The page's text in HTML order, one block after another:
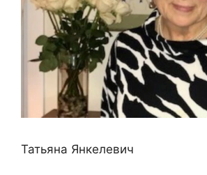
Татьяна Янкелевич